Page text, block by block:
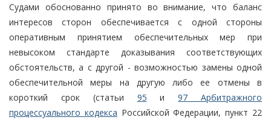
Судами обоснованно принято во внимание, что баланс
интересов сторон обеспечивается с одной стороны
оперативным принятием обеспечительных мер при
невысоком стандарте доказывания соответствующих
обстоятельств, а с другой - возможностью замены одной
обеспечительной меры на другую либо ее отмены в
короткий срок (статьи 95 и97 Арбитражного
процессуального кодекса Российской Федерации, пункт 22